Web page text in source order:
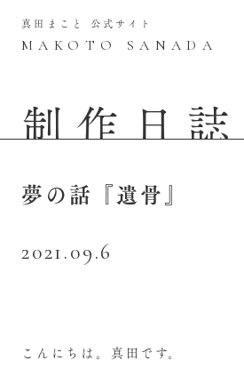
真田まこと 公式サイト
MAKOTO SANADA
制作日誌
夢の話『遺骨』
2021.09.6
こんにちは。真田です。